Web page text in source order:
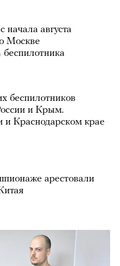
начала августа
Москве
беспилотников
и Крым.
и Краснодарском крае
арестовали